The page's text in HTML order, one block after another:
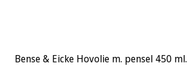
Bense & Eicke Hovolie m. pensel 450 ml.